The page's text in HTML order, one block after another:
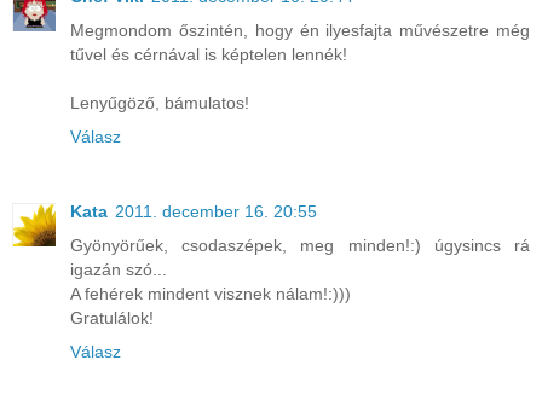
Megmondom őszintén, hogy én ilyesfajta művészetre még
tűvel és cérnával is képtelen lennék!
Lenyűgöző, bámulatos!
Válasz
Kata 2011. december 16. 20:55
Gyönyörűek, csodaszépek, meg minden!:) úgysincs rá
igazán szó...
A fehérek mindent visznek nálam!:)))
Gratulálok!
Válasz